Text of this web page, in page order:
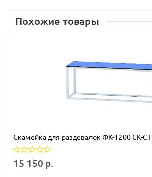
Похожие товары
Скамейка для раздевалок ФК-1200 СК-СТ
15 150 р.